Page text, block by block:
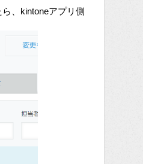
、kintoneアプリ側